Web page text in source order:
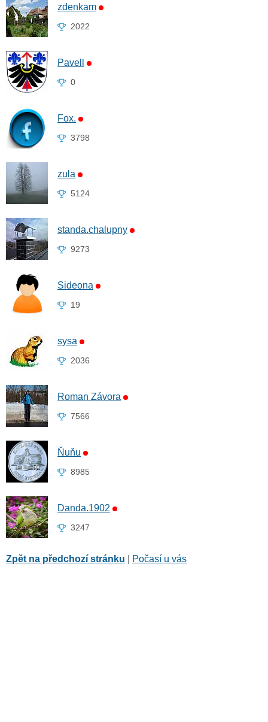
zdenkam
2022
Pavell
0
Fox.
3798
zula
5124
standa.chalupny
9273
Sideona
19
sysa
2036
Roman Závora
7566
Ňuňu
8985
Danda.1902
3247
Zpět na předchozí stránku Počasí u vás